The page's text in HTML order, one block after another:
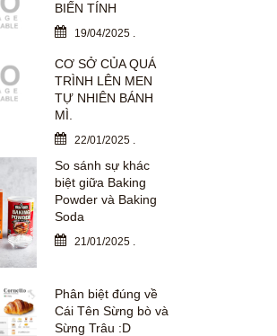
BIẾN TÍNH
19/04/2025.
CƠ SỞ CỦA QUÁ
TRÌNH LÊN MEN
TỰ NHIÊN BÁNH
MÌ.
22/01/2025.
So sánh sự khác
biệt giữa Baking
Powder và Baking
Soda
21/01/2025.
Phân biệt đúng về
Cái Tên Sừng bò và
Sừng Trâu :D